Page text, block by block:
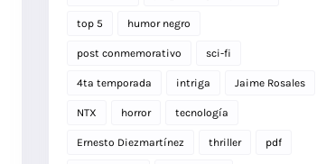
top 5 humor negro
post conmemorativo sci-fi
4ta temporada intriga Jaime Rosales
NTX horror tecnología
Ernesto Diezmartínez thriller pdf